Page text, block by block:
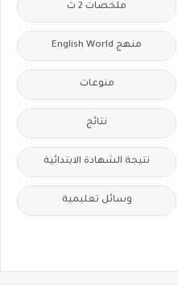
ملخصات 2 ث
منهج English World
منوعات
نتائج
نتيجة الشهادة الابتدائية
وسائل تعليمية